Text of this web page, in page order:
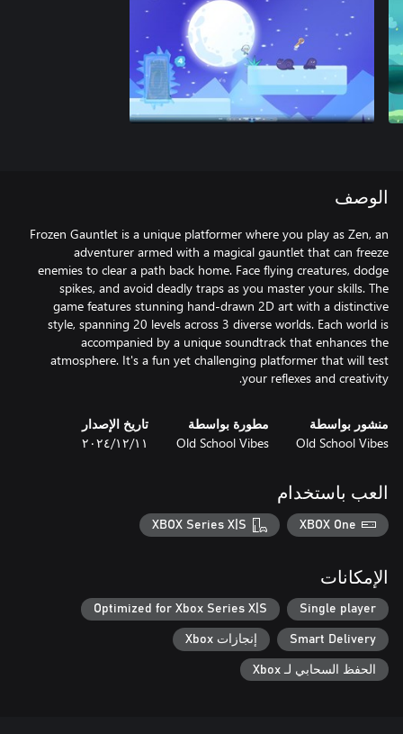
الوصف
Frozen Gauntlet is a unique platformer where you play as Zen, an
adventurer armed with a magical gauntlet that can freeze
enemies to clear a path back home. Face flying creatures, dodge
spikes, and avoid deadly traps as you master your skills. The
game features stunning hand-drawn 2D art with a distinctive
style, spanning 20 levels across 3 diverse worlds. Each world is
accompanied by a unique soundtrack that enhances the
atmosphere. It's a fun yet challenging platformer that will test
your reflexes and creativity.
منشور بواسطة
Old School Vibes
مطورة بواسطة
Old School Vibes
تاريخ الإصدار
١١‏/١٢‏/٢٠٢٤
العب باستخدام
XBOX One
XBOX Series X|S
الإمكانات
Single player
Optimized for Xbox Series X|S
Smart Delivery إنجازات Xbox
الحفظ السحابي لـ Xbox